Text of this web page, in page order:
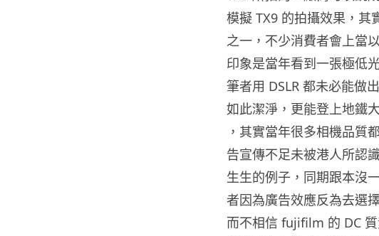
模擬 TX9 的拍攝效果，其
之一，不少消費者會上當
印象是當年看到一張極低
筆者用 DSLR 都未必能做
如此潔淨，更能登上地鐵
，其實當年很多相機品質
告宣傳不足未被港人所認
生生的例子，同期跟本沒
者因為廣告效應反為去選
而不相信 fujifilm 的 DC